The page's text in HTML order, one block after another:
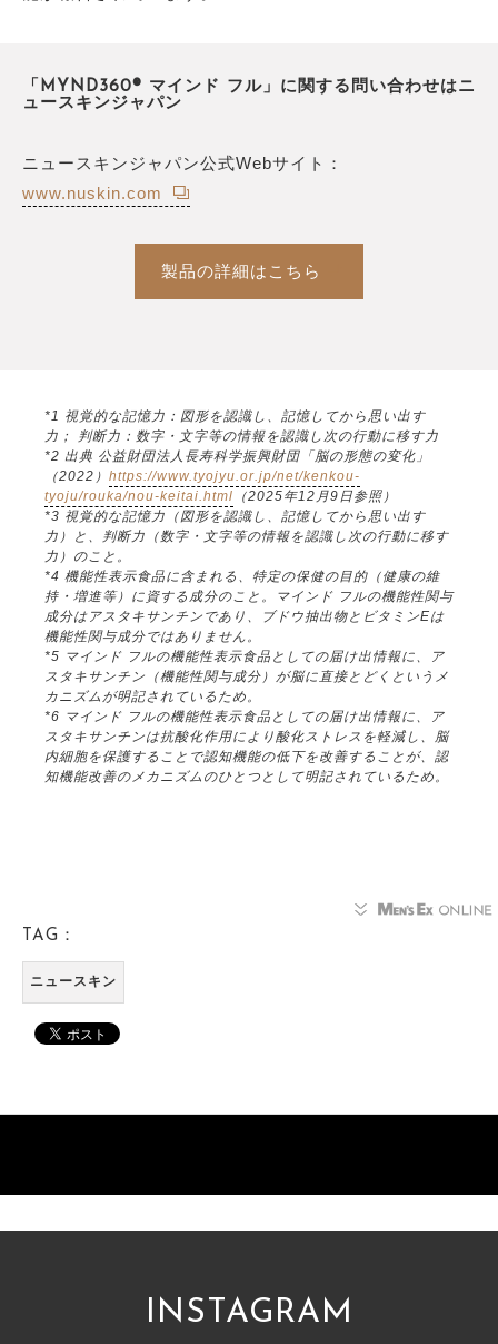
「MYND360® マインド フル」に関する問い合わせはニ
ュースキンジャパン
ニュースキンジャパン公式Webサイト：
www.nuskin.com
製品の詳細はこちら
*1 視覚的な記憶力：図形を認識し、記憶してから思い出す
力； 判断力：数字・文字等の情報を認識し次の行動に移す力
*2 出典 公益財団法人長寿科学振興財団「脳の形態の変化」
（2022） https://www.tyojyu.or.jp/net/kenkou-
tyoju/rouka/nou-keitai.html （2025年12月9日参照）
*3 視覚的な記憶力（図形を認識し、記憶してから思い出す
力）と、判断力（数字・文字等の情報を認識し次の行動に移す
力）のこと。
*4 機能性表示食品に含まれる、特定の保健の目的（健康の維
持・増進等）に資する成分のこと。マインド フルの機能性関与
成分はアスタキサンチンであり、ブドウ抽出物とビタミンEは
機能性関与成分ではありません。
*5 マインド フルの機能性表示食品としての届け出情報に、ア
スタキサンチン（機能性関与成分）が脳に直接とどくというメ
カニズムが明記されているため。
*6 マインド フルの機能性表示食品としての届け出情報に、ア
スタキサンチンは抗酸化作用により酸化ストレスを軽減し、脳
内細胞を保護することで認知機能の低下を改善することが、認
知機能改善のメカニズムのひとつとして明記されているため。
TAG：
ニュースキン
INSTAGRAM